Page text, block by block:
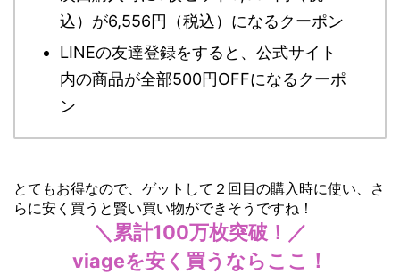
込）が6,556円（税込）になるクーポン
LINEの友達登録をすると、公式サイト
内の商品が全部500円OFFになるクーポ
ン
とてもお得なので、ゲットして２回目の購入時に使い、さ
らに安く買うと賢い買い物ができそうですね！
＼累計100万枚突破！／
viageを安く買うならここ！